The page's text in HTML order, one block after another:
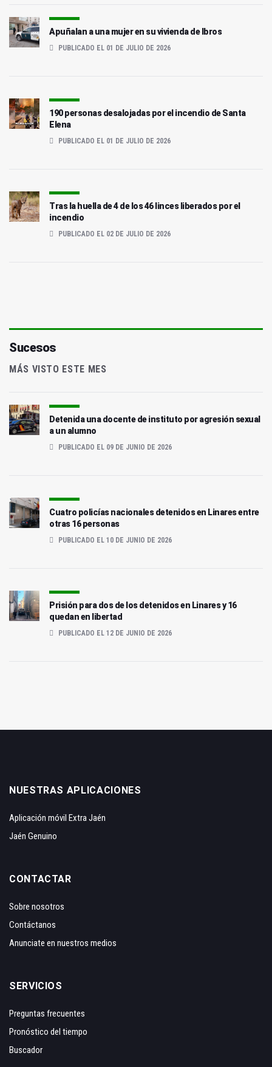
Apuñalan a una mujer en su vivienda de Ibros
PUBLICADO EL 01 DE JULIO DE 2026
190 personas desalojadas por el incendio de Santa
Elena
PUBLICADO EL 01 DE JULIO DE 2026
Tras la huella de 4 de los 46 linces liberados por el
incendio
PUBLICADO EL 02 DE JULIO DE 2026
Sucesos
MÁS VISTO ESTE MES
Detenida una docente de instituto por agresión sexual
a un alumno
PUBLICADO EL 09 DE JUNIO DE 2026
Cuatro policías nacionales detenidos en Linares entre
otras 16 personas
PUBLICADO EL 10 DE JUNIO DE 2026
Prisión para dos de los detenidos en Linares y 16
quedan en libertad
PUBLICADO EL 12 DE JUNIO DE 2026
NUESTRAS APLICACIONES
Aplicación móvil Extra Jaén
Jaén Genuino
CONTACTAR
Sobre nosotros
Contáctanos
Anunciate en nuestros medios
SERVICIOS
Preguntas frecuentes
Pronóstico del tiempo
Buscador